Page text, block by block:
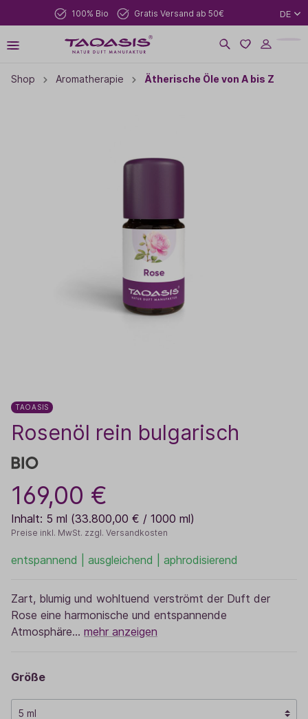
100% Bio Gratis Versand ab 50€ DE
Shop Aromatherapie Ätherische Öle von A bis Z
TAOASIS
Rosenöl rein bulgarisch
169,00 €
Inhalt: 5 ml (33.800,00 € / 1000 ml)
Preise inkl. MwSt. zzgl. Versandkosten
entspannend | ausgleichend | aphrodisierend
Zart, blumig und wohltuend verströmt der Duft der
Rose eine harmonische und entspannende
Atmosphäre… mehr anzeigen
Größe